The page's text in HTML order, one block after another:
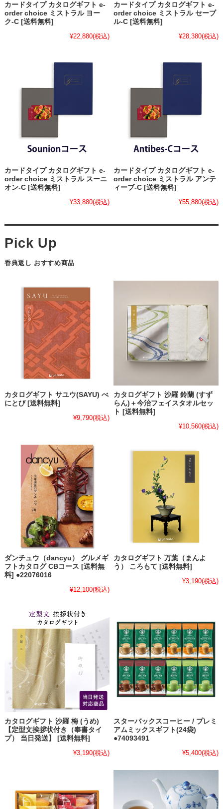
カードタイプ カタログギフト e-
order choice ミストラル ヨー
ク-C [送料無料]
¥22,880(税込)
カードタイプ カタログギフト e-
order choice ミストラル セーブ
ル-C [送料無料]
¥28,380(税込)
カードタイプ カタログギフト e-
order choice ミストラル スーニ
オン-C [送料無料]
¥33,880(税込)
カードタイプ カタログギフト e-
order choice ミストラル アンテ
ィーブ-C [送料無料]
¥55,880(税込)
香典返し おすすめ商品
カタログギフト サユウ(SAYU) べ
にとび [送料無料]
¥9,790(税込)
カタログギフト 沙羅 鈴蘭 (すず
らん)＋今治フェイスタオルセッ
ト [送料無料]
¥10,560(税込)
ダンチュウ（dancyu） グルメギ
フトカタログ CBコース [送料無
料] ●22076016
¥12,100(税込)
カタログギフト 万葉（まんよ
う） ころもて [送料無料]
¥3,190(税込)
カタログギフト 沙羅 梅 (うめ)
【定型文挨拶状付き（奉書タイ
プ） 当日発送】 [送料無料]
¥3,190(税込)
スターバックスコーヒー / プレミ
アムミックスギフト(24袋)
●74093491
¥5,400(税込)